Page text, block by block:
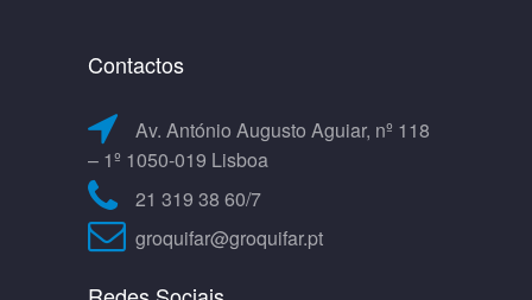
Contactos
Av. António Augusto Aguiar, nº 118
– 1º 1050-019 Lisboa
21 319 38 60/7
groquifar@groquifar.pt